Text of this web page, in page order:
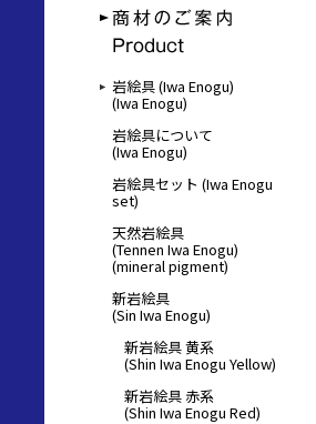
岩絵具 (Iwa Enogu)
(Iwa Enogu)
岩絵具について
(Iwa Enogu)
岩絵具セット (Iwa Enogu
set)
天然岩絵具
(Tennen Iwa Enogu)
(mineral pigment)
新岩絵具
(Sin Iwa Enogu)
新岩絵具 黄系
(Shin Iwa Enogu Yellow)
新岩絵具 赤系
(Shin Iwa Enogu Red)